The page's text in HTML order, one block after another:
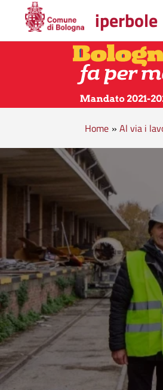
iperbole
Home » Al via i